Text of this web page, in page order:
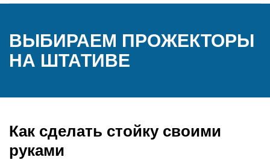
ВЫБИРАЕМ ПРОЖЕКТОРЫ
НА ШТАТИВЕ
Как сделать стойку своими
руками